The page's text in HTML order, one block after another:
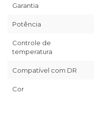
Garantia
Potência
Controle de
temperatura
Compatível com DR
Cor